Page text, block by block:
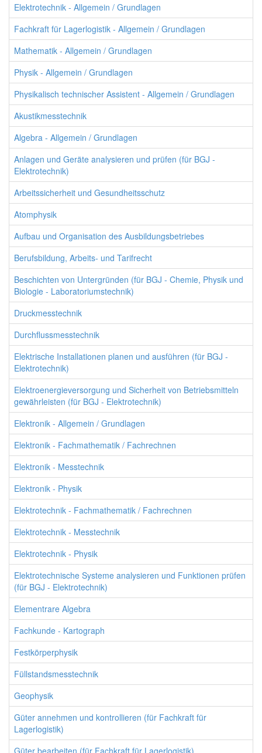
Elektrotechnik - Allgemein / Grundlagen
Fachkraft für Lagerlogistik - Allgemein / Grundlagen
Mathematik - Allgemein / Grundlagen
Physik - Allgemein / Grundlagen
Physikalisch technischer Assistent - Allgemein / Grundlagen
Akustikmesstechnik
Algebra - Allgemein / Grundlagen
Anlagen und Geräte analysieren und prüfen (für BGJ -
Elektrotechnik)
Arbeitssicherheit und Gesundheitsschutz
Atomphysik
Aufbau und Organisation des Ausbildungsbetriebes
Berufsbildung, Arbeits- und Tarifrecht
Beschichten von Untergründen (für BGJ - Chemie, Physik und
Biologie - Laboratoriumstechnik)
Druckmesstechnik
Durchflussmesstechnik
Elektrische Installationen planen und ausführen (für BGJ -
Elektrotechnik)
Elektroenergieversorgung und Sicherheit von Betriebsmitteln
gewährleisten (für BGJ - Elektrotechnik)
Elektronik - Allgemein / Grundlagen
Elektronik - Fachmathematik / Fachrechnen
Elektronik - Messtechnik
Elektronik - Physik
Elektrotechnik - Fachmathematik / Fachrechnen
Elektrotechnik - Messtechnik
Elektrotechnik - Physik
Elektrotechnische Systeme analysieren und Funktionen prüfen
(für BGJ - Elektrotechnik)
Elementrare Algebra
Fachkunde - Kartograph
Festkörperphysik
Füllstandsmesstechnik
Geophysik
Güter annehmen und kontrollieren (für Fachkraft für
Lagerlogistik)
Güter bearbeiten (für Fachkraft für Lagerlogistik)